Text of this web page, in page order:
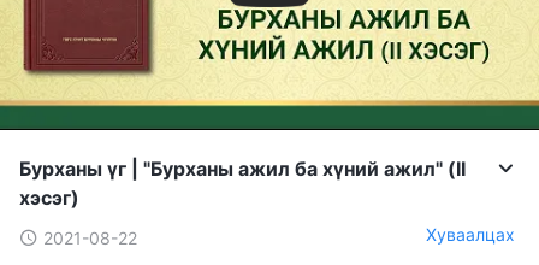
Бурханы үг | "Бурханы ажил ба хүний ажил" (II
хэсэг)
2021-08-22 Хуваалцах